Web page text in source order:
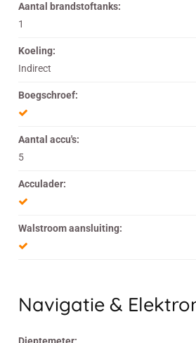
Aantal brandstoftanks:
1
Koeling:
Indirect
Boegschroef:
Aantal accu's:
5
Acculader:
Walstroom aansluiting:
Navigatie &